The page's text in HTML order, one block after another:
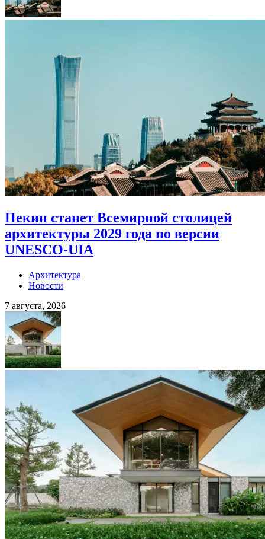
Пекин станет Всемирной столицей
архитектуры 2029 года по версии
UNESCO-UIA
Архитектура
Новости
7 августа, 2026